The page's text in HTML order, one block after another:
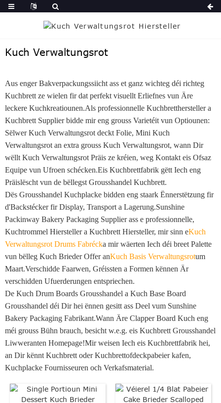
Kuch Verwaltungsrot
Aus enger Bakverpackungssiicht ass et ganz wichteg déi richteg
Kuchbrett ze wielen fir dat perfekt visuellt Erliefnes vun Äre
leckere Kuchkreatiounen.Als professionnelle Kuchbretthersteller a
Kuchbrett Supplier bidde mir eng grouss Varietéit vun Optiounen:
Sëlwer Kuch Verwaltungsrot deckt Folie, Mini Kuch
Verwaltungsrot an extra grouss Kuch Verwaltungsrot, wann Dir
wëllt Kuch Verwaltungsrot Präis ze kréien, weg Kontakt eis Ofsaz
Equipe vun Ufroen schécken.Eis Kuchbrettfabrik gëtt Iech eng
Präislëscht vun de bëllegst Grousshandel Kuchbrett.
Dës Grousshandel Kuchplacke bidden eng staark Ënnerstëtzung fir
d'Backstécker fir Display, Transport a Lagerung.Sunshine
Packinway Bakery Packaging Supplier ass e professionnelle,
Kuchtrommel Hiersteller a Kuchbrett Hiersteller, mir sinn eKuch
Verwaltungsrot Drums Fabrécka mir wäerten Iech déi breet Palette
vun bëlleg Kuch Brieder Offer anKuch Basis Verwaltungsrotum
Maart.Verschidde Faarwen, Gréissten a Formen kënnen Är
verschidden Ufuerderungen entspriechen.
De Kuch Drum Boards Grousshandel a Kuch Base Board
Grousshandel déi Dir hei ënnen gesitt ass Deel vum Sunshine
Bakery Packaging Fabrikant.Wann Äre Clapper Board Kuch eng
méi grouss Bühn brauch, besicht w.e.g. eis Kuchbrett Grousshandel
Liwweranten Homepage!Mir weisen Iech eis Kuchbrettfabrik hei,
an Dir kënnt Kuchbrett oder Kuchbrettofdeckpabeier kafen,
Kuchplacke Fournisseuren och Verkafsmaterial.